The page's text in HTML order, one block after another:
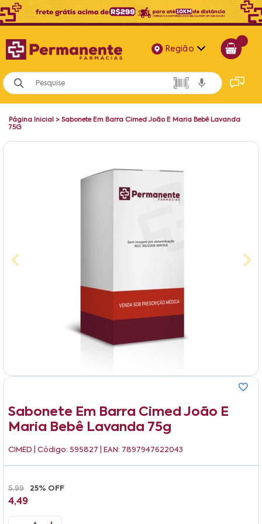
Região
Alagoas
Bahia
Página Inicial > Sabonete Em Barra Cimed João E Maria Bebê Lavanda
75G
Sabonete Em Barra Cimed João E
Maria Bebê Lavanda 75g
CIMED | Código: 595827 | EAN: 7897947622043
5,99 25% OFF
4,49